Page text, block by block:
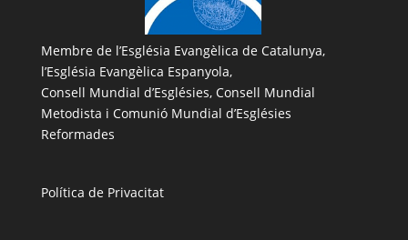
Membre de l’Església Evangèlica de Catalunya,
l’Església Evangèlica Espanyola,
Consell Mundial d’Esglésies, Consell Mundial
Metodista i Comunió Mundial d’Esglésies
Reformades
Política de Privacitat